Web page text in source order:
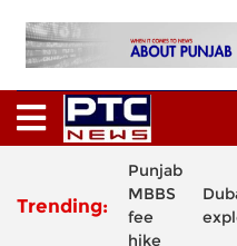
Trending:
Punjab
MBBS
fee
hike